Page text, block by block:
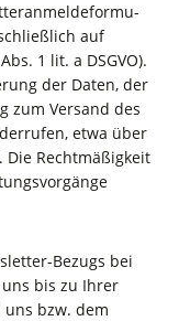
auf
1 lit. a DSGVO).
der Daten, der
zum Ver­sand des
etwa über
Die Recht­mä­ßig­keit
Bezugs bei
bis zu Ihrer
bzw. dem